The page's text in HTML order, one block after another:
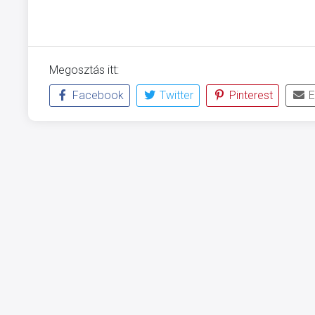
Megosztás itt:
Facebook
Twitter Pinterest